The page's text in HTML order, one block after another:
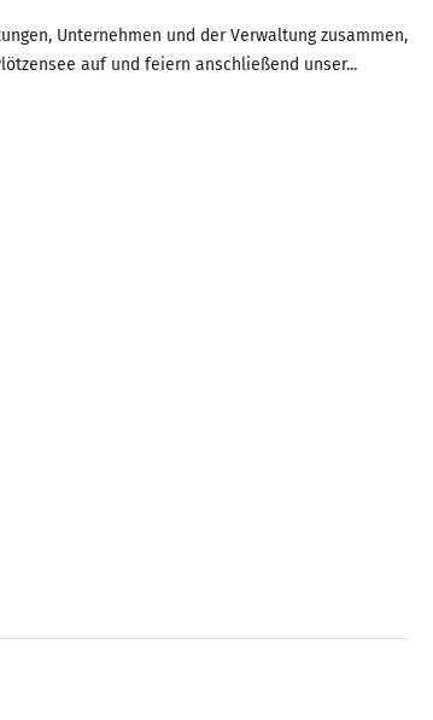
Unternehmen und der Verwaltung zusammen,
auf und feiern anschließend unser...